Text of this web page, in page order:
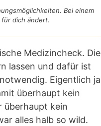
Bei einem
dich ändert.
Medizincheck. Die
lassen und dafür ist
Eigentlich ja
überhaupt kein
überhaupt kein
alles halb so wild.